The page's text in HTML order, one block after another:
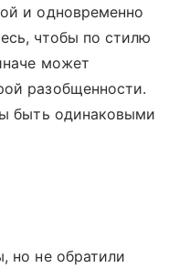
и одновременно
чтобы по стилю
может
разобщенности.
быть одинаковыми
но не обратили